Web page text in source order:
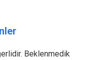
Beklenmedik